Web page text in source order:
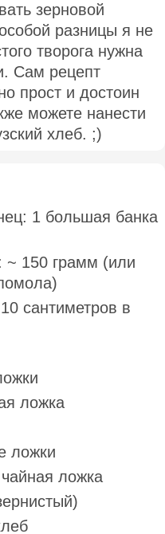
зерновой
разницы я не
творога нужна
Сам рецепт
прост и достоин
можете нанести
хлеб. ;)
1 большая банка
~ 150 грамм (или
сантиметров в
ложка
ложки
ложка